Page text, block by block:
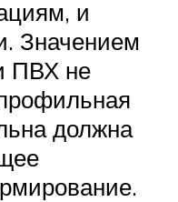
и
Значением
ПВХ не
должна